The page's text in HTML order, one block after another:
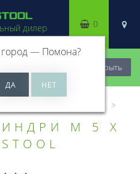
Закрыть
дилер
— Помона?
0
M 5 X